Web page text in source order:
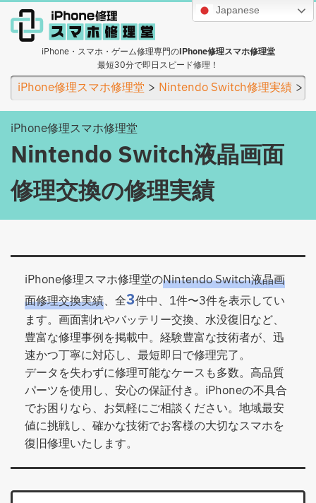
Japanese
iPhone・スマホ・ゲーム修理専門のiPhone修理スマホ修理堂
最短30分で即日スピード修理！
iPhone修理スマホ修理堂 Nintendo Switch修理実績
iPhone修理スマホ修理堂
Nintendo Switch液晶画面
修理交換の修理実績
iPhone修理スマホ修理堂のNintendo Switch液晶画
面修理交換実績、全3件中、1件〜3件を表示してい
ます。画面割れやバッテリー交換、水没復旧など、
豊富な修理事例を掲載中。経験豊富な技術者が、迅
速かつ丁寧に対応し、最短即日で修理完了。
データを失わずに修理可能なケースも多数。高品質
パーツを使用し、安心の保証付き。iPhoneの不具合
でお困りなら、お気軽にご相談ください。地域最安
値に挑戦し、確かな技術でお客様の大切なスマホを
復旧修理いたします。